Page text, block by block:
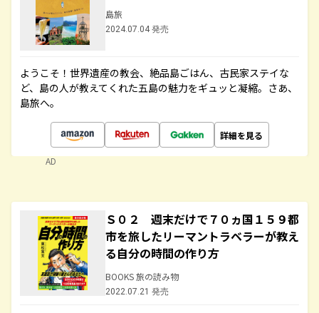
島旅
2024.07.04 発売
ようこそ！世界遺産の教会、絶品島ごはん、古民家ステイな
ど、島の人が教えてくれた五島の魅力をギュッと凝縮。さあ、
島旅へ。
詳細を見る
AD
Ｓ０２ 週末だけで７０ヵ国１５９都
市を旅したリーマントラベラーが教え
る自分の時間の作り方
BOOKS 旅の読み物
2022.07.21 発売